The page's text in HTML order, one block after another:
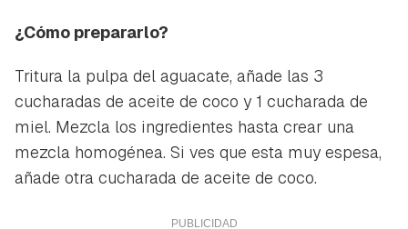
¿Cómo prepararlo?
Tritura la pulpa del aguacate, añade las 3
cucharadas de aceite de coco y 1 cucharada de
miel. Mezcla los ingredientes hasta crear una
mezcla homogénea. Si ves que esta muy espesa,
añade otra cucharada de aceite de coco.